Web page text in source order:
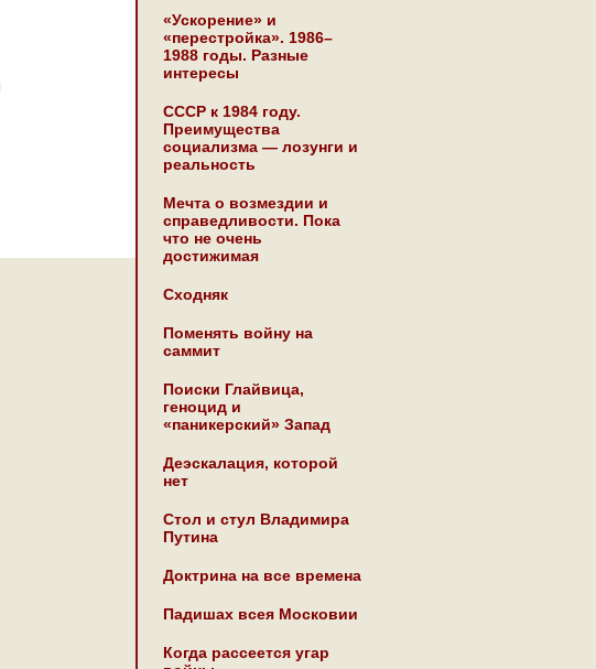
«Ускорение» и
«перестройка». 1986–
1988 годы. Разные
интересы
СССР к 1984 году.
Преимущества
социализма — лозунги и
реальность
Мечта о возмездии и
справедливости. Пока
что не очень
достижимая
Сходняк
Поменять войну на
саммит
Поиски Глайвица,
геноцид и
«паникерский» Запад
Деэскалация, которой
нет
Стол и стул Владимира
Путина
Доктрина на все времена
Падишах всея Московии
Когда рассеется угар